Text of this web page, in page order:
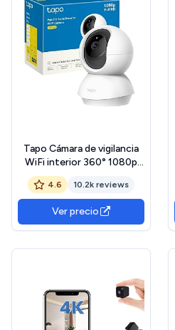
Tapo Cámara de vigilancia
WiFi interior 360° 1080p
C200C, visión nocturna,
notificaciones en tiempo
real, detección de
personas, seguimiento de
movimiento, control
4.6 10.2k reviews
Ver precio